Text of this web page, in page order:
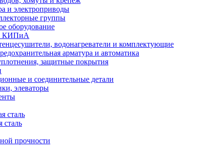
и электроприводы
группы
оборудование
КИПиА
водонагреватели и комплектующие
арматура и автоматика
защитные покрытия
и соединительные детали
элеваторы
сталь
сталь
прочности